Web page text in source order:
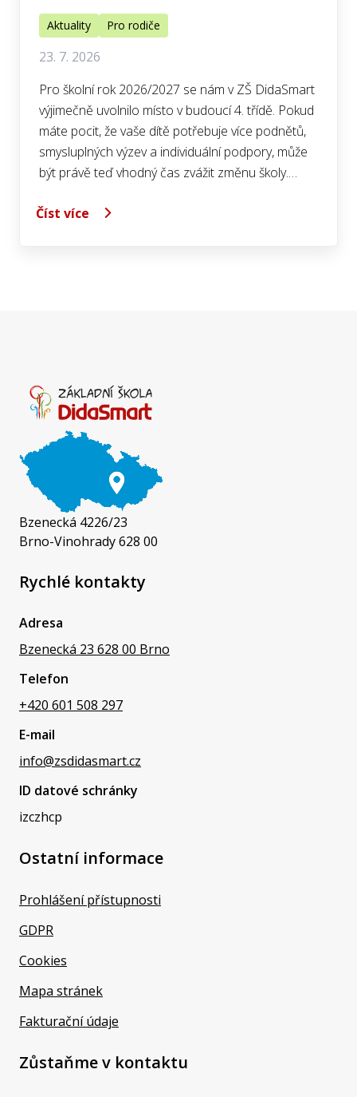
Aktuality Pro rodiče
23. 7. 2026
Pro školní rok 2026/2027 se nám v ZŠ DidaSmart
výjimečně uvolnilo místo v budoucí 4. třídě. Pokud
máte pocit, že vaše dítě potřebuje více podnětů,
smysluplných výzev a individuální podpory, může
být právě teď vhodný čas zvážit změnu školy.…
Číst více
Bzenecká 4226/23
Brno-Vinohrady 628 00
Rychlé kontakty
Adresa
Bzenecká 23 628 00 Brno
Telefon
+420 601 508 297
E-mail
info@zsdidasmart.cz
ID datové schránky
izczhcp
Ostatní informace
Prohlášení přístupnosti
GDPR
Cookies
Mapa stránek
Fakturační údaje
Zůstaňme v kontaktu